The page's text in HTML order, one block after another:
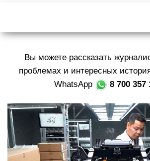
Вы можете рассказать
проблемах и интересных
WhatsApp
8 700 357